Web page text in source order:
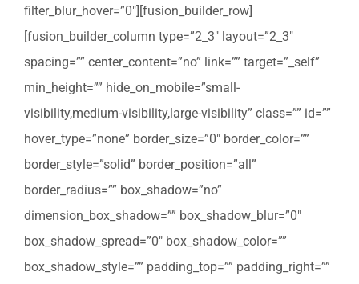
filter_blur_hover=”0″][fusion_builder_row]
[fusion_builder_column type=”2_3″ layout=”2_3″
spacing=”” center_content=”no” link=”” target=”_self”
min_height=”” hide_on_mobile=”small-
visibility,medium-visibility,large-visibility” class=”” id=””
hover_type=”none” border_size=”0″ border_color=””
border_style=”solid” border_position=”all”
border_radius=”” box_shadow=”no”
dimension_box_shadow=”” box_shadow_blur=”0″
box_shadow_spread=”0″ box_shadow_color=””
box_shadow_style=”” padding_top=”” padding_right=””